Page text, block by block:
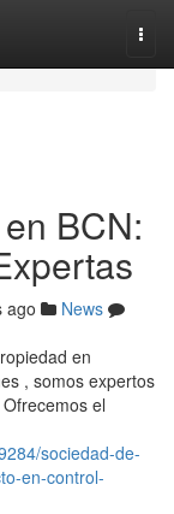
BCN:
ago
News
en
, somos expertos
el
sociedad-de-
en-control-